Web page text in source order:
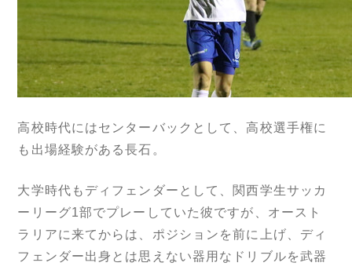
高校時代にはセンターバックとして、高校選手権に
も出場経験がある長石。
大学時代もディフェンダーとして、関西学生サッカ
ーリーグ1部でプレーしていた彼ですが、オースト
ラリアに来てからは、ポジションを前に上げ、ディ
フェンダー出身とは思えない器用なドリブルを武器